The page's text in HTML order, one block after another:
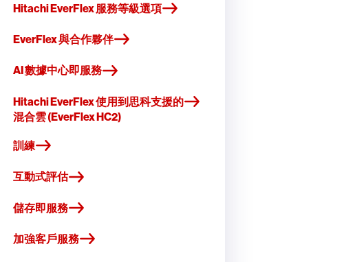
Hitachi EverFlex 服務等級選項
EverFlex 與合作夥伴
AI 數據中心即服務
Hitachi EverFlex 使用到思科支援的
混合雲 (EverFlex HC2)
訓練
互動式評估
儲存即服務
加強客戶服務